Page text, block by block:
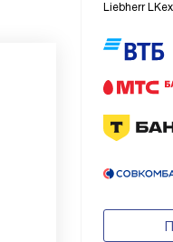
Liebherr